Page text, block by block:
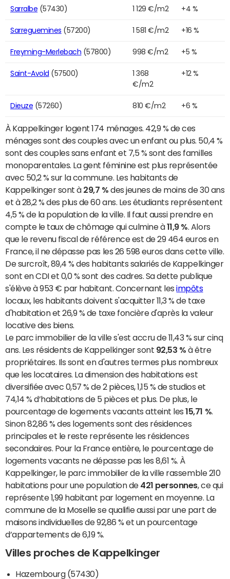
Sarralbe (57430) 1 129 €/m2 +4 %
Sarreguemines (57200) 1 581 €/m2 +16 %
Freyming-Merlebach (57800) 998 €/m2 +5 %
Saint-Avold (57500)
1 368
€/m2
+12 %
Dieuze (57260) 810 €/m2 +6 %
À Kappelkinger logent 174 ménages. 42,9 % de ces
ménages sont des couples avec un enfant ou plus. 50,4 %
sont des couples sans enfant et 7,5 % sont des familles
monoparentales. La gent féminine est plus représentée
avec 50,2 % sur la commune. Les habitants de
Kappelkinger sont à 29,7 % des jeunes de moins de 30 ans
et à 28,2 % des plus de 60 ans. Les étudiants représentent
4,5 % de la population de la ville. Il faut aussi prendre en
compte le taux de chômage qui culmine à11,9 % . Alors
que le revenu fiscal de référence est de 29 464 euros en
France, il ne dépasse pas les 26 598 euros dans cette ville.
De surcroît, 89,4 % des habitants salariés de Kappelkinger
sont en CDI et 0,0 % sont des cadres. Sa dette publique
s'élève à 953 € par habitant. Concernant lesimpôts
locaux, les habitants doivent s'acquitter 11,3 % de taxe
d'habitation et 26,9 % de taxe foncière d'après la valeur
locative des biens.
Le parc immobilier de la ville s'est accru de 11,43 % sur cinq
ans. Les résidents de Kappelkinger sont 92,53 % à être
propriétaires. Ils sont en d'autres termes plus nombreux
que les locataires. La dimension des habitations est
diversifiée avec 0,57 % de 2 pièces, 1,15 % de studios et
74,14 % d’habitations de 5 pièces et plus. De plus, le
pourcentage de logements vacants atteint les15,71 %
Sinon 82,86 % des logements sont des résidences
principales et le reste représente les résidences
secondaires. Pour la France entière, le pourcentage de
logements vacants ne dépasse pas les 8,61 %. À
Kappelkinger, le parc immobilier de la ville rassemble 210
habitations pour une population de 421 personnes, ce qui
représente 1,99 habitant par logement en moyenne. La
commune de la Moselle se qualifie aussi par une part de
maisons individuelles de 92,86 % et un pourcentage
d’appartements de 6,19 %.
Villes proches de Kappelkinger
Hazembourg (57430)